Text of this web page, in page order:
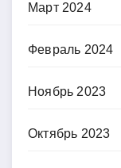
Март 2024
Февраль 2024
Ноябрь 2023
Октябрь 2023